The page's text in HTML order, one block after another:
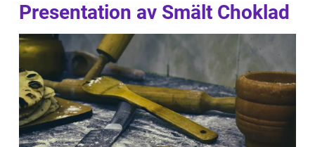
Presentation av Smält Choklad